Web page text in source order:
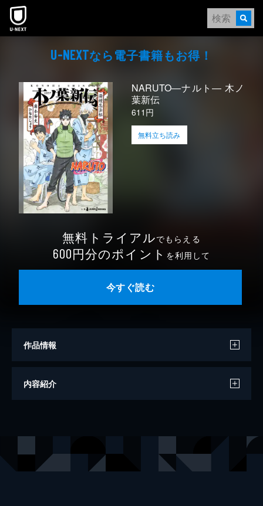
本文へスキップ
U-NEXTなら電⼦書籍もお得！
NARUTO―ナルト― 木ノ
葉新伝
611円
無料立ち読み
無料トライアルでもらえる
600円分のポイント を利用して
今すぐ読む
作品情報
著者
内容紹介